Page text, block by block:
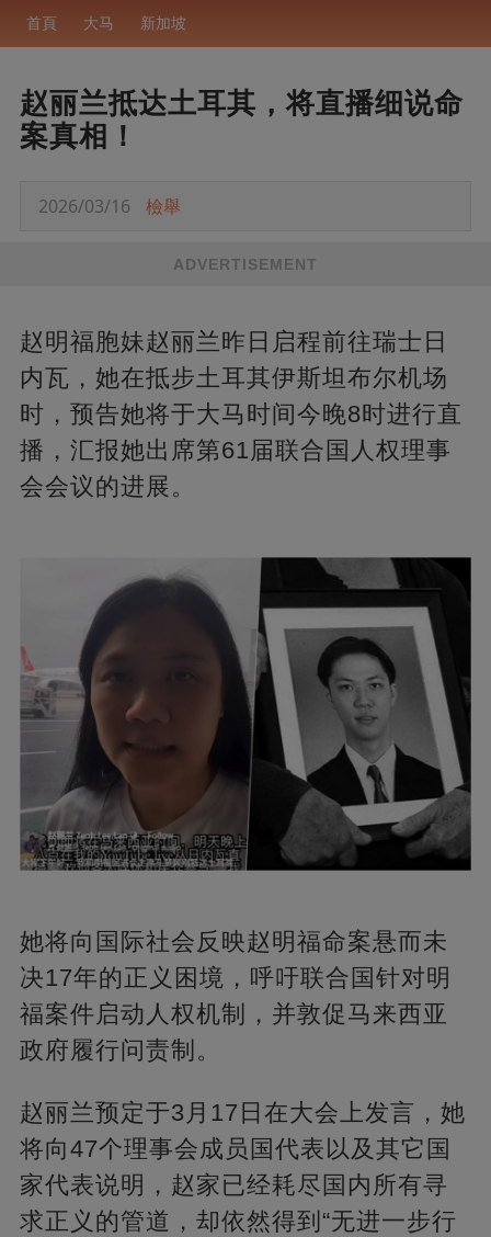
首頁 大马 新加坡
赵丽兰抵达土耳其，将直播细说命
案真相！
2026/03/16 檢舉
ADVERTISEMENT
赵明福胞妹赵丽兰昨日启程前往瑞士日
内瓦，她在抵步土耳其伊斯坦布尔机场
时，预告她将于大马时间今晚8时进行直
播，汇报她出席第61届联合国人权理事
会会议的进展。
她将向国际社会反映赵明福命案悬而未
决17年的正义困境，呼吁联合国针对明
福案件启动人权机制，并敦促马来西亚
政府履行问责制。
赵丽兰预定于3月17日在大会上发言，她
将向47个理事会成员国代表以及其它国
家代表说明，赵家已经耗尽国内所有寻
求正义的管道，却依然得到“无进一步行